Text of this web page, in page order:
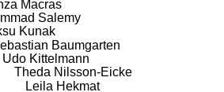
Macras
Salemy
Kunak
Baumgarten
Udo Kittelmann
Theda Nilsson-Eicke
Leila Hekmat